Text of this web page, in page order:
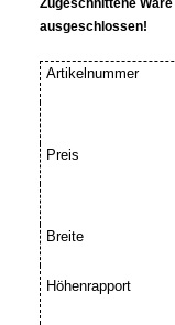
Zugeschnittene
ausgeschlossen!
Artikelnummer
Preis
Breite
Höhenrapport